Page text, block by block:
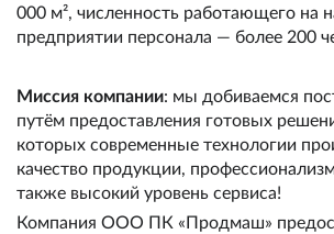
000 м², численность работающего на
предприятии персонала — более 200
Миссия компании: мы добиваемся
путём предоставления готовых
которых современные технологии
качество продукции,
также высокий уровень сервиса!
Компания ООО ПК «Продмаш»